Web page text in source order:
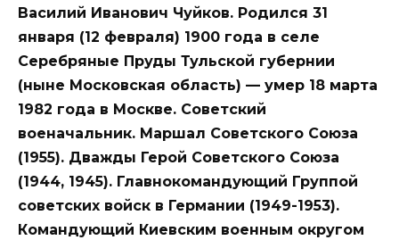
Василий Иванович Чуйков. Родился 31
января (12 февраля) 1900 года в селе
Серебряные Пруды Тульской губернии
(ныне Московская область) — умер 18 марта
1982 года в Москве. Советский
военачальник. Маршал Советского Союза
(1955). Дважды Герой Советского Союза
(1944, 1945). Главнокомандующий Группой
советских войск в Германии (1949-1953).
Командующий Киевским военным округом